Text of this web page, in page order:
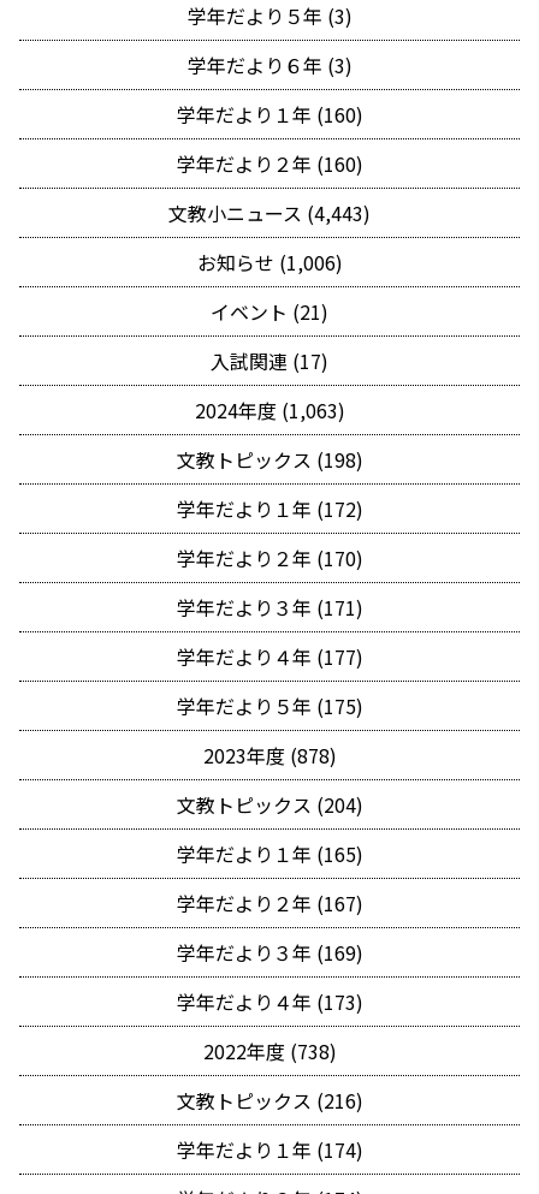
学年だより５年 (3)
学年だより６年 (3)
学年だより１年 (160)
学年だより２年 (160)
文教小ニュース (4,443)
お知らせ (1,006)
イベント (21)
入試関連 (17)
2024年度 (1,063)
文教トピックス (198)
学年だより１年 (172)
学年だより２年 (170)
学年だより３年 (171)
学年だより４年 (177)
学年だより５年 (175)
2023年度 (878)
文教トピックス (204)
学年だより１年 (165)
学年だより２年 (167)
学年だより３年 (169)
学年だより４年 (173)
2022年度 (738)
文教トピックス (216)
学年だより１年 (174)